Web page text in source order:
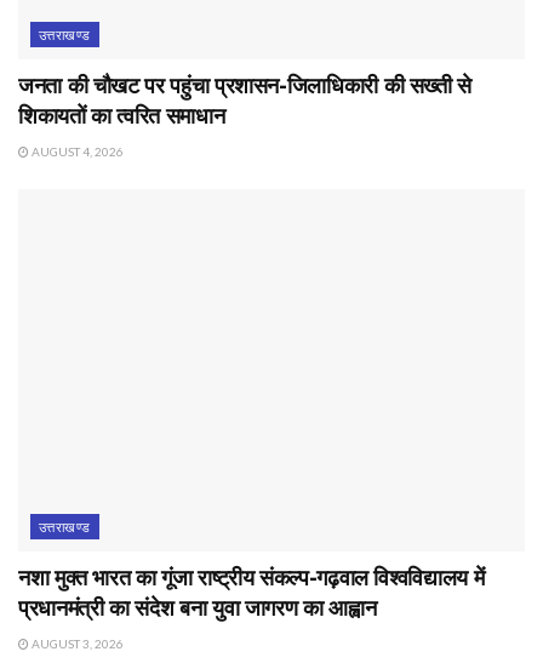
उत्तराखण्ड
जनता की चौखट पर पहुंचा प्रशासन-जिलाधिकारी की सख्ती से
शिकायतों का त्वरित समाधान
AUGUST 4, 2026
उत्तराखण्ड
नशा मुक्त भारत का गूंजा राष्ट्रीय संकल्प-गढ़वाल विश्वविद्यालय में
प्रधानमंत्री का संदेश बना युवा जागरण का आह्वान
AUGUST 3, 2026